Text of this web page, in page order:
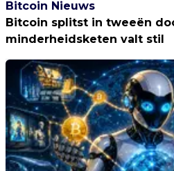
Bitcoin Nieuws
Bitcoin splitst in tweeën
minderheidsketen valt stil